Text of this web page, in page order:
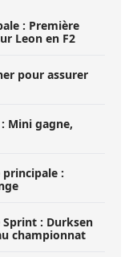
: Première
Leon en F2
pour assurer
Mini gagne,
principale :
Sprint : Durksen
championnat